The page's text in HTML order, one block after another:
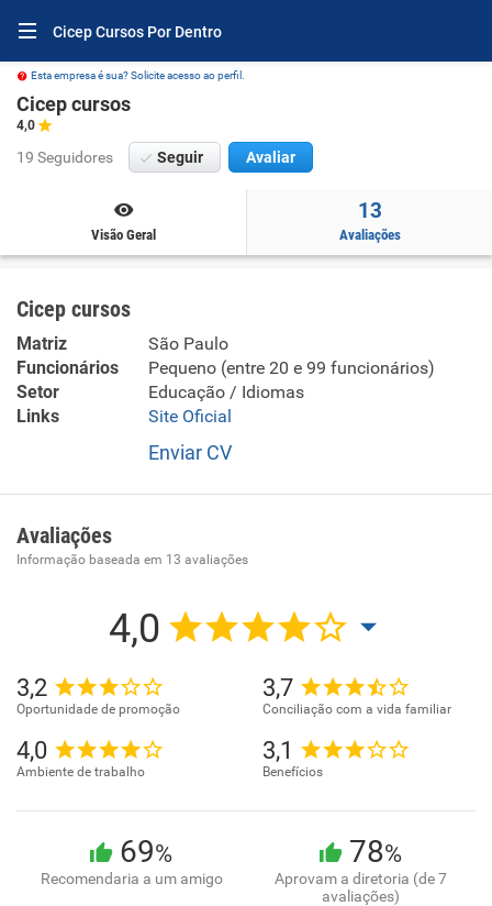
Cicep Cursos Por Dentro
Esta empresa é sua? Solicite acesso ao perfil.
Cicep cursos
4,0
19 Seguidores Seguir Avaliar
Visão Geral
13
Avaliações
Cicep cursos
Matriz
São Paulo
Funcionários
Pequeno (entre 20 e 99 funcionários)
Setor
Educação / Idiomas
Links
Site Oficial
Enviar CV
Ensino de idiomas .
Avaliações
Informação baseada em 13 avaliações
4,0
3,2
Oportunidade de promoção
3,7
Conciliação com a vida familiar
4,0
Ambiente de trabalho
3,1
Benefícios
69%
Recomendaria a um amigo
78%
Aprovam a diretoria (de 7
avaliações)